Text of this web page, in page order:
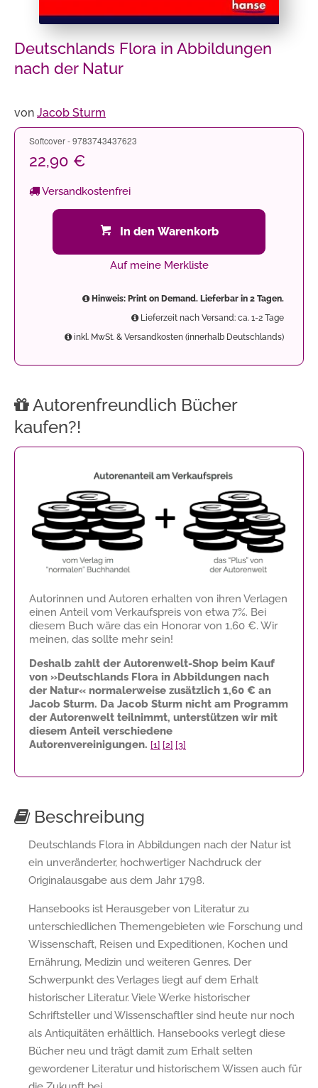
Deutschlands Flora in Abbildungen
nach der Natur
von Jacob Sturm
Softcover - 9783743437623
22,90 €
Versandkostenfrei
In den Warenkorb
Auf meine Merkliste
Hinweis: Print on Demand. Lieferbar in 2 Tagen.
Lieferzeit nach Versand: ca. 1-2 Tage
inkl. MwSt. & Versandkosten (innerhalb Deutschlands)
Autorenfreundlich Bücher
kaufen?!
Autorinnen und Autoren erhalten von ihren Verlagen
einen Anteil vom Verkaufspreis von etwa 7%. Bei
diesem Buch wäre das ein Honorar von 1,60 €. Wir
meinen, das sollte mehr sein!
Deshalb zahlt der Autorenwelt-Shop beim Kauf
von »Deutschlands Flora in Abbildungen nach
der Natur« normalerweise zusätzlich 1,60 € an
Jacob Sturm. Da Jacob Sturm nicht am Programm
der Autorenwelt teilnimmt, unterstützen wir mit
diesem Anteil verschiedene
Autorenvereinigungen. [1] [2] [3]
Beschreibung
Deutschlands Flora in Abbildungen nach der Natur ist
ein unveränderter, hochwertiger Nachdruck der
Originalausgabe aus dem Jahr 1798.
Hansebooks ist Herausgeber von Literatur zu
unterschiedlichen Themengebieten wie Forschung und
Wissenschaft, Reisen und Expeditionen, Kochen und
Ernährung, Medizin und weiteren Genres. Der
Schwerpunkt des Verlages liegt auf dem Erhalt
historischer Literatur. Viele Werke historischer
Schriftsteller und Wissenschaftler sind heute nur noch
als Antiquitäten erhältlich. Hansebooks verlegt diese
Bücher neu und trägt damit zum Erhalt selten
gewordener Literatur und historischem Wissen auch für